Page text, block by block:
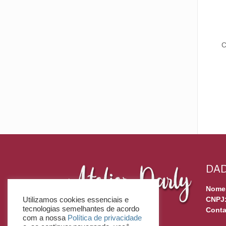
Utilizamos cookies essenciais e
tecnologias semelhantes de acordo
com a nossa Política de privacidade